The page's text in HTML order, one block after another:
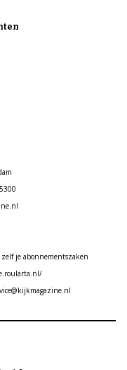
zelf je abonnementszaken